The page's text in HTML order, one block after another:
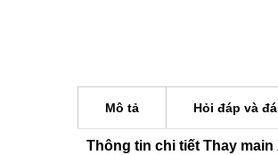
Mô tả Hỏi đáp và
Thông tin chi tiết Thay main